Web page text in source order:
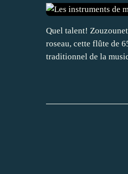
Quel talent!
roseau, cette flûte de
traditionnel de la